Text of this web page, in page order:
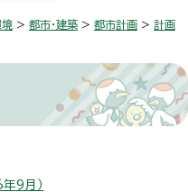
境 > 都市・建築 > 都市計画 > 計画
9月）